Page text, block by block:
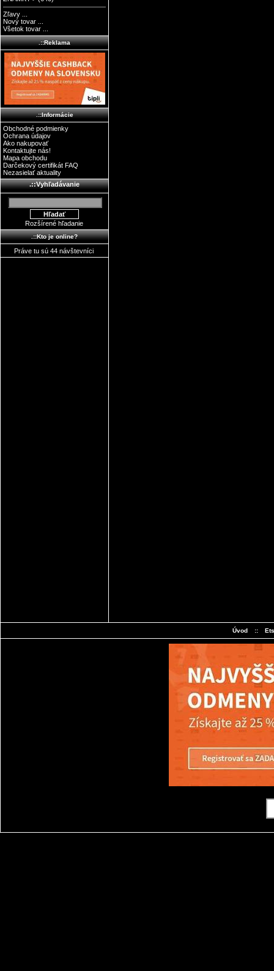
Zľavy ...
Nový tovar ...
Všetok tovar ...
.::Reklama
.::Informácie
Obchodné podmienky
Ochrana údajov
Ako nakupovať
Kontaktujte nás!
Mapa obchodu
Darčekový certifikát FAQ
Nezasielať aktuality
.::Vyhľadávanie
Rozšírené hľadanie
.::Kto je online?
Práve tu sú 44 návštevníci
Úvod ::